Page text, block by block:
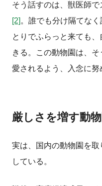
そう話すのは、獣医師
[2] 。誰でも分け隔てな
とりでふらっと来ても
きる。この動物園は、
愛されるよう、入念に努
厳しさを増す動
実は、国内の動物園を
している。